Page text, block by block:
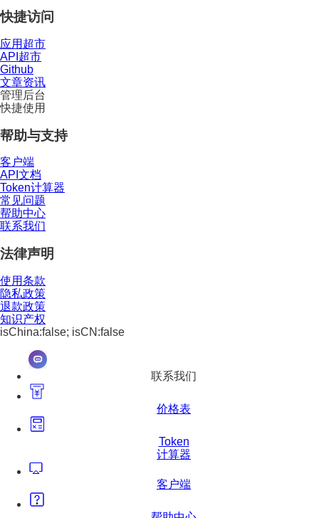
快捷访问
应用超市
API超市
Github
文章资讯
管理后台
快捷使用
帮助与支持
客户端
API文档
Token计算器
常见问题
帮助中心
联系我们
法律声明
使用条款
隐私政策
退款政策
知识产权
isChina:false; isCN:false
联系我们
价格表
Token
计算器
客户端